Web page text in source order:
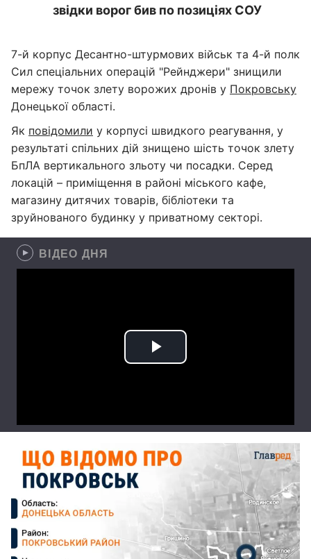
звідки ворог бив по позиціях СОУ
7-й корпус Десантно-штурмових військ та 4-й полк
Сил спеціальних операцій "Рейнджери" знищили
мережу точок злету ворожих дронів у Покровську
Донецької області.
Як повідомили у корпусі швидкого реагування, у
результаті спільних дій знищено шість точок злету
БпЛА вертикального зльоту чи посадки. Серед
локацій – приміщення в районі міського кафе,
магазину дитячих товарів, бібліотеки та
зруйнованого будинку у приватному секторі.
ВІДЕО ДНЯ